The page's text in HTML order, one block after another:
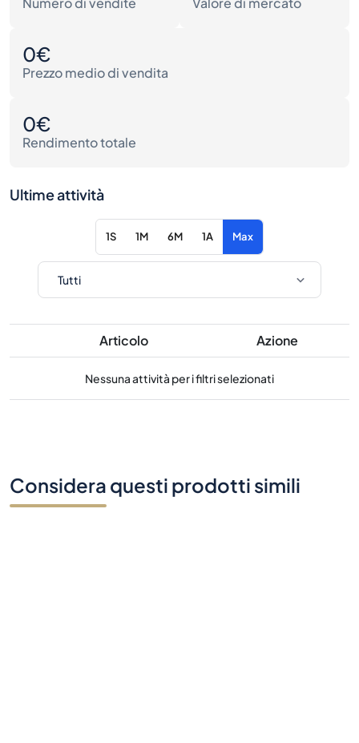
0€
Prezzo medio di vendita
0€
Rendimento totale
Ultime attività
1S 1M 6M 1A Max
Articolo Azione
Nessuna attività per i filtri selezionati
Considera questi prodotti simili